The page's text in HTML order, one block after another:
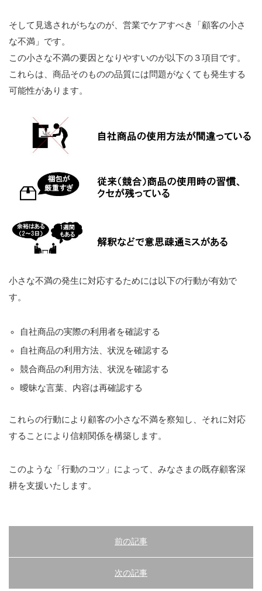
そして見逃されがちなのが、営業でケアすべき「顧客の小さ
な不満」です。
この小さな不満の要因となりやすいのが以下の３項目です。
これらは、商品そのものの品質には問題がなくても発生する
可能性があります。
小さな不満の発生に対応するためには以下の行動が有効で
す。
自社商品の実際の利用者を確認する
自社商品の利用方法、状況を確認する
競合商品の利用方法、状況を確認する
曖昧な言葉、内容は再確認する
これらの行動により顧客の小さな不満を察知し、それに対応
することにより信頼関係を構築します。
このような「行動のコツ」によって、みなさまの既存顧客深
耕を支援いたします。
前の記事
次の記事
企業診断ニュース2021年5月号 ウィズコロナ時代の営業
企業診断 2019年10月号 売上アップ！中小企業とコンサ
ルタントのための営業力強化支援